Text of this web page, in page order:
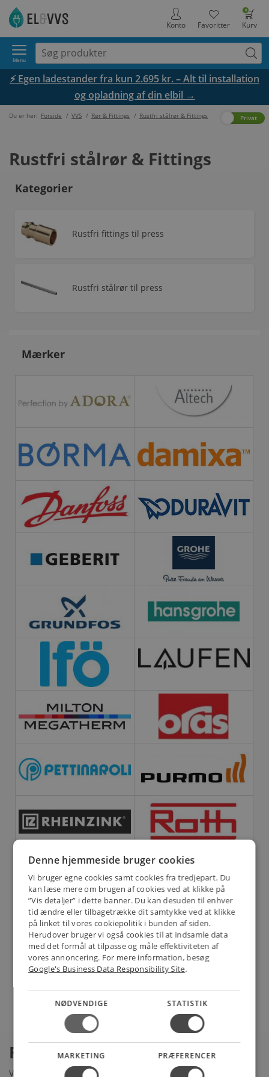
0
Kurv
Favoritter
Konto
Menu
⚡ Egen ladestander fra kun 2.695 kr. – Alt til installation
og opladning af din elbil →
Du er her: Forside / VVS / Rør & Fittings / Rustfri stålrør & Fittings Privat
Erhverv
Rustfri stålrør & Fittings
Kategorier
Rustfri fittings til press
Rustfri stålrør til press
Mærker
Rustfrie stålrør hos ELVVS
Vi går meget op i altid at have de bedste produkter fra
Denne hjemmeside bruger cookies
Vi bruger egne cookies samt cookies fra tredjepart. Du
kan læse mere om brugen af cookies ved at klikke på
”Vis detaljer” i dette banner. Du kan desuden til enhver
tid ændre eller tilbagetrække dit samtykke ved at klikke
på linket til vores cookiepolitik i bunden af siden.
Herudover bruger vi også cookies til at indsamle data
med det formål at tilpasse og måle effektiviteten af
vores annoncering. For mere information, besøg
Google's Business Data Responsibility Site.
NØDVENDIGE STATISTIK
MARKETING PRÆFERENCER